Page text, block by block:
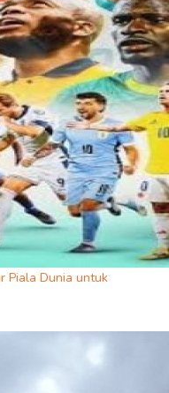
Piala Dunia untuk